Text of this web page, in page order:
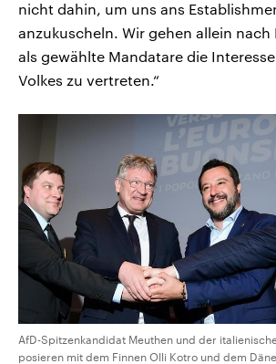
nicht dahin, um uns ans
anzukuscheln. Wir gehen allein nach
als gewählte Mandatare die
Volkes zu vertreten.“
AfD-Spitzenkandidat Meuthen und der
posieren mit dem Finnen Olli Kotro und dem